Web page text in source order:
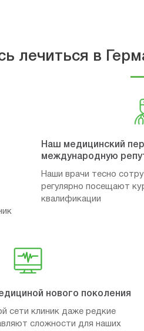
лечиться в
Наш медицинский
международную
Наши врачи тесно
регулярно посещают
квалификации
нового поколения
сети клиник даже редкие
сложности для наших